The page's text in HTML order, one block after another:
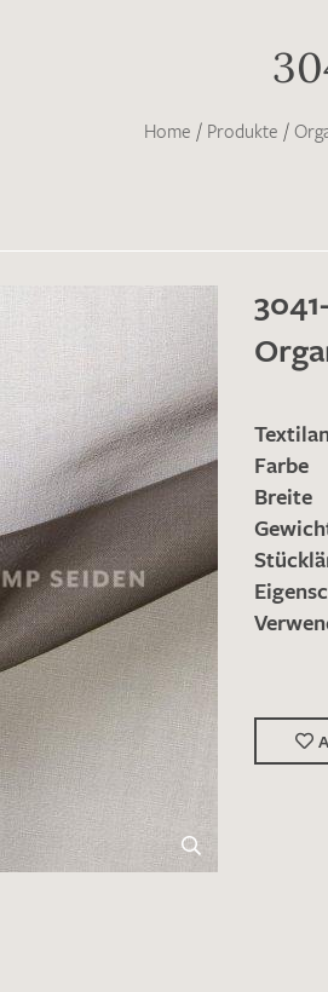
Home / Produkte /
Farbe
Breite